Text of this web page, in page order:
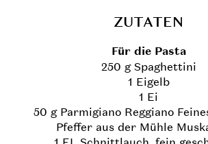
ZUTATEN
Für die Pasta
250 g Spaghettini
1 Eigelb
1 Ei
50 g Parmigiano Reggiano
Pfeffer aus der Mühle